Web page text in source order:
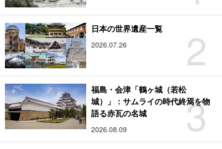
2
日本の世界遺産一覧
2026.07.26
3
福島・会津「鶴ヶ城（若松
城）」：サムライの時代終焉を物
語る赤瓦の名城
2026.08.09